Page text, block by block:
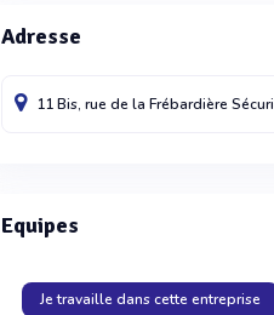
Adresse
11 Bis, rue de la Frébardière Sécuriparc - Cellule n°3
Equipes
Je travaille dans cette entreprise